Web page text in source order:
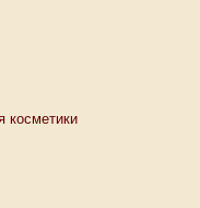
косметики